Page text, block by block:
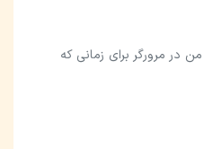
در مرورگر برای زمانی که